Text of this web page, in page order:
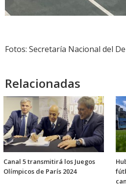
Fotos: Secretaría Nacional del
Relacionadas
Canal 5 transmitirá los Juegos
Olímpicos de París 2024